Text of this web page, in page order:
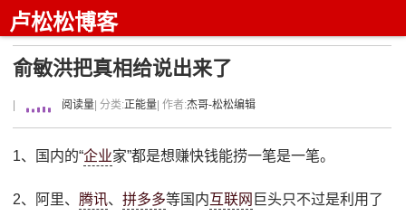
卢松松博客
俞敏洪把真相给说出来了
阅读量 | 分类:正能量 | 作者:杰哥-松松编辑
1、国内的“企业家”都是想赚快钱能捞一笔是一笔。
2、阿里、 腾讯、拼多多等国内互联网 巨头只不过是利用了